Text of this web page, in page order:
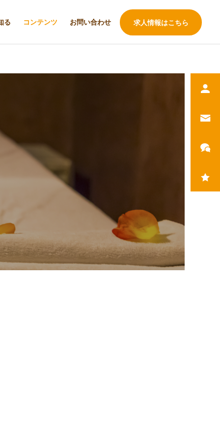
る コンテンツ お問い合わせ 求人情報はこちら